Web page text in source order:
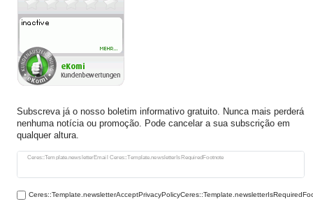
Subscreva já o nosso boletim informativo gratuito. Nunca mais perderá
nenhuma notícia ou promoção. Pode cancelar a sua subscrição em
qualquer altura.
Ceres::Template.newsletterEmail Ceres::Template.newsletterIsRequiredFootnote
Ceres::Template.newsletterHoneypotLabel